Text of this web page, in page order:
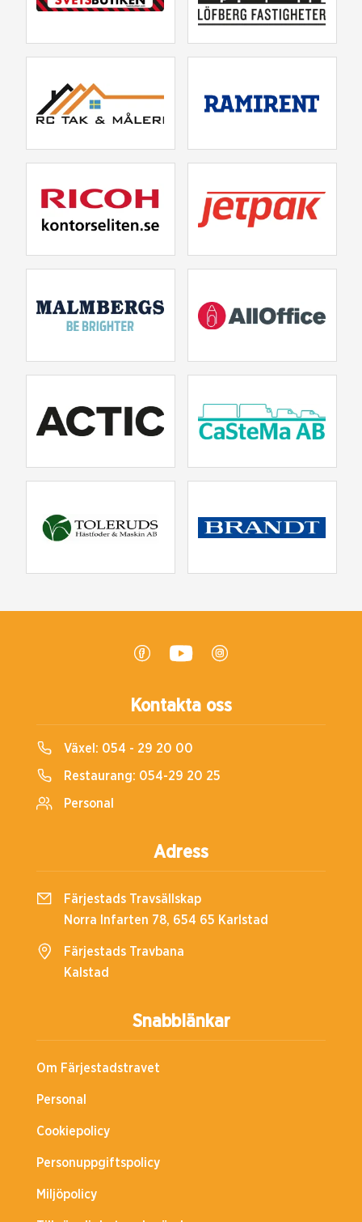
Snabblänkar
Om Färjestadstravet
Personal
Cookiepolicy
Personuppgiftspolicy
Miljöpolicy
Kontakta oss
Växel: 054 - 29 20 00
Restaurang: 054-29 20 25
Personal
Adress
Färjestads Travsällskap
Norra Infarten 78, 654 65 Karlstad
Färjestads Travbana
Kalstad